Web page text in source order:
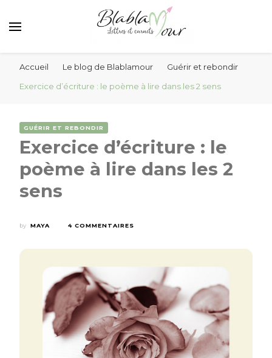
Blablamour
Accueil
Le blog de Blablamour
Guérir et rebondir
Exercice d’écriture : le poème à lire dans les 2 sens
GUÉRIR ET REBONDIR
Exercice d’écriture : le
poème à lire dans les 2
sens
by MAYA 4 COMMENTAIRES